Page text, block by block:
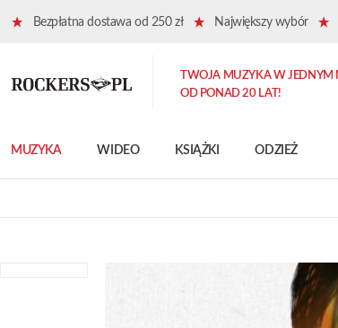
Bezpłatna dostawa od 250 zł Największy wybór
MUZYKA WIDEO KSIĄŻKI ODZIEŻ
TWOJA MUZYKA W JEDNYM
OD PONAD 20 LAT!